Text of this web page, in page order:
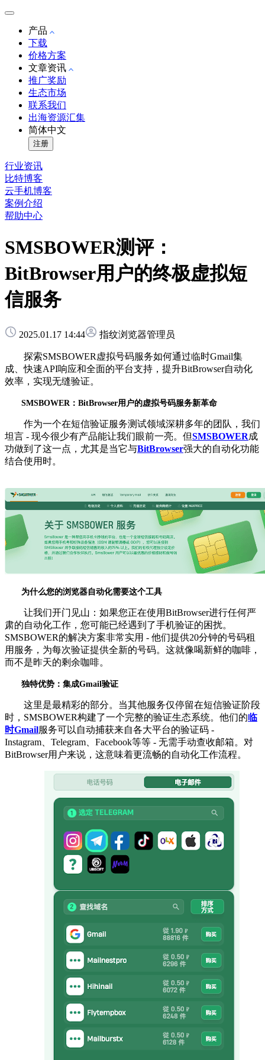
产品
下载
价格方案
文章资讯
推广奖励
生态市场
联系我们
出海资源汇集
简体中文
注册
行业资讯
比特博客
云手机博客
案例介绍
帮助中心
SMSBOWER测评：
BitBrowser用户的终极虚拟短
信服务
2025.01.17 14:44 指纹浏览器管理员
探索SMSBOWER虚拟号码服务如何通过临时Gmail集
成、快速API响应和全面的平台支持，提升BitBrowser自动化
效率，实现无缝验证。
SMSBOWER：BitBrowser用户的虚拟号码服务新革命
作为一个在短信验证服务测试领域深耕多年的团队，我们
坦言 - 现今很少有产品能让我们眼前一亮。但SMSBOWER成
功做到了这一点，尤其是当它与BitBrowser强大的自动化功能
结合使用时。
为什么您的浏览器自动化需要这个工具
让我们开门见山：如果您正在使用BitBrowser进行任何严
肃的自动化工作，您可能已经遇到了手机验证的困扰。
SMSBOWER的解决方案非常实用 - 他们提供20分钟的号码租
用服务，为每次验证提供全新的号码。这就像喝新鲜的咖啡，
而不是昨天的剩余咖啡。
独特优势：集成Gmail验证
这里是最精彩的部分。当其他服务仅停留在短信验证阶段
时，SMSBOWER构建了一个完整的验证生态系统。他们的临
时Gmail服务可以自动捕获来自各大平台的验证码 -
Instagram、Telegram、Facebook等等 - 无需手动查收邮箱。对
BitBrowser用户来说，这意味着更流畅的自动化工作流程。